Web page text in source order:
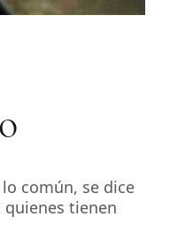
común, se dice
tienen